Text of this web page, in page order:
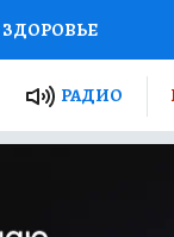
ЗДОРОВЬЕ
РАДИО